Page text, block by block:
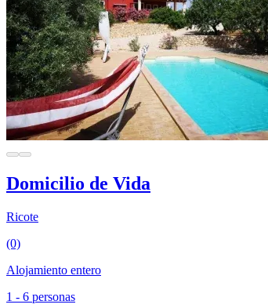
Domicilio de Vida
Ricote
(0)
Alojamiento entero
1 - 6 personas